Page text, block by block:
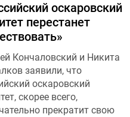
оскаровский
перестанет
Кончаловский и Никита
заявили, что
оскаровский
скорее всего,
прекратит свою